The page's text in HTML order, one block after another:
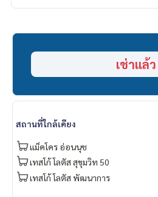
#PanyavillagePattanakarn30
#HouseforrentPattanakarn
e
pattanakarn
เช่าแล้ว
สถานที่ใกล้เคียง
แม็คโคร อ่อนนุช
เทสโก้ โลตัส สุขุมวิท 50
เทสโก้ โลตัส​ พัฒนาการ